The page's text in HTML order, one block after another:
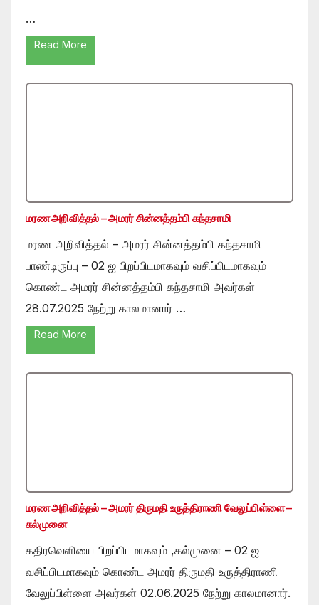
…
Read More
மரண அறிவித்தல் – அமரர் சின்னத்தம்பி கந்தசாமி
மரண அறிவித்தல் – அமரர் சின்னத்தம்பி கந்தசாமி
பாண்டிருப்பு – 02 ஐ பிறப்பிடமாகவும் வசிப்பிடமாகவும்
கொண்ட அமரர் சின்னத்தம்பி கந்தசாமி அவர்கள்
28.07.2025 நேற்று காலமானார் …
Read More
மரண அறிவித்தல் – அமரர் திருமதி உருத்திராணி வேலுப்பிள்ளை –
கல்முனை
கதிரவெளியை பிறப்பிடமாகவும் ,கல்முனை – 02 ஐ
வசிப்பிடமாகவும் கொண்ட அமரர் திருமதி உருத்திராணி
வேலுப்பிள்ளை அவர்கள் 02.06.2025 நேற்று காலமானார்.